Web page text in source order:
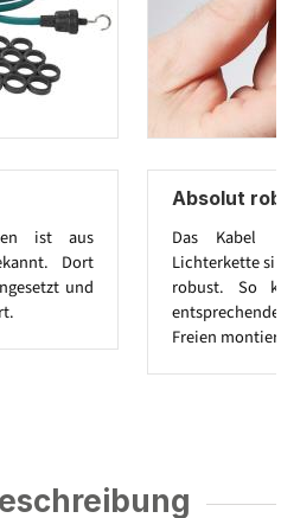
ist aus
Dort
und
Absolut
Das Kabel
Lichterkette
robust. So
Freien